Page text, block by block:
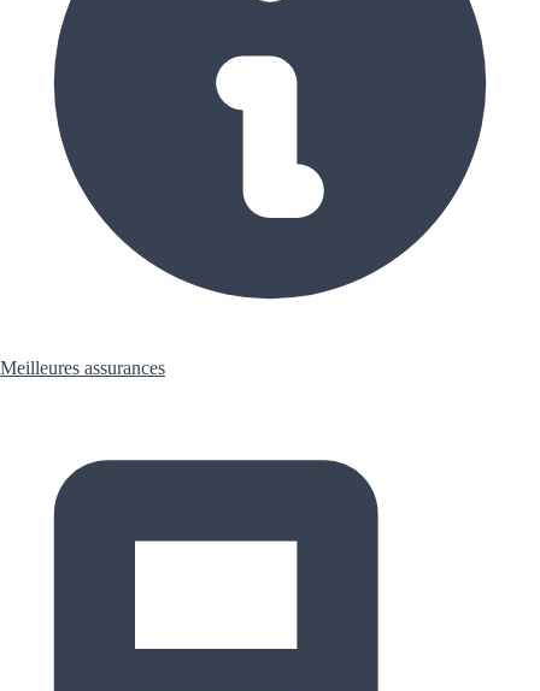
Meilleures assurances